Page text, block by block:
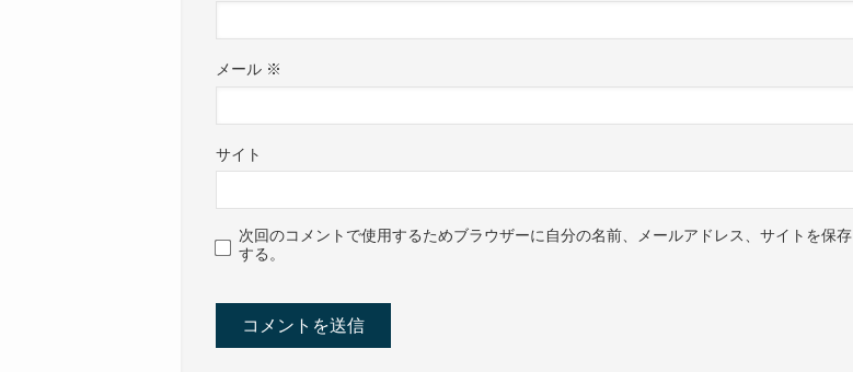
メール ※
サイト
次回のコメントで使用するためブラウザーに自分の名前、メールアドレス、サイトを保存
する。